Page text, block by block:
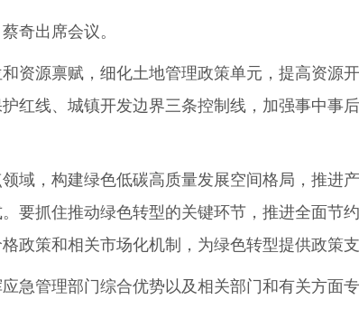
奇出席会议。
源禀赋，细化土地管理政策单元，提高资源开
红线、城镇开发边界三条控制线，加强事中事
，构建绿色低碳高质量发展空间格局，推进
要抓住推动绿色转型的关键环节，推进全面节
政策和相关市场化机制，为绿色转型提供政策支
理部门综合优势以及相关部门和有关方面专